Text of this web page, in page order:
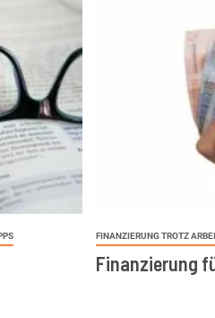
FINANZIERUNG TROTZ
Finanzierung